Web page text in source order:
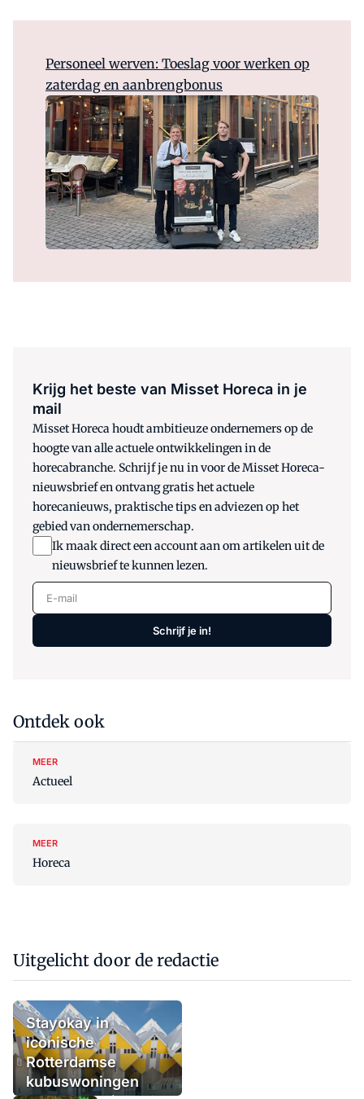
Personeel werven: Toeslag voor werken op
zaterdag en aanbrengbonus
Krijg het beste van Misset Horeca in je
mail
Misset Horeca houdt ambitieuze ondernemers op de
hoogte van alle actuele ontwikkelingen in de
horecabranche. Schrijf je nu in voor de Misset Horeca-
nieuwsbrief en ontvang gratis het actuele
horecanieuws, praktische tips en adviezen op het
gebied van ondernemerschap.
Ik maak direct een account aan om artikelen uit de
nieuwsbrief te kunnen lezen.
E-mail
Schrijf je in!
Ontdek ook
MEER
Actueel
MEER
Horeca
Uitgelicht door de redactie
Stayokay in
iconische
Rotterdamse
kubuswoningen